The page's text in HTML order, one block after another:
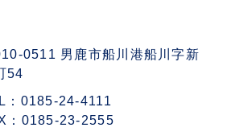
0511 男鹿市船川港船川字新
54
：0185-24-4111
：0185-23-2555